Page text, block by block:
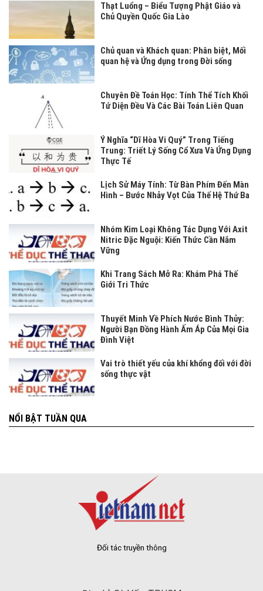
Thạt Luổng – Biểu Tượng Phật Giáo và
Chủ Quyền Quốc Gia Lào
Chủ quan và Khách quan: Phân biệt, Mối
quan hệ và Ứng dụng trong Đời sống
Chuyên Đề Toán Học: Tính Thể Tích Khối
Tứ Diện Đều Và Các Bài Toán Liên Quan
Ý Nghĩa “Dĩ Hòa Vi Quý” Trong Tiếng
Trung: Triết Lý Sống Cổ Xưa Và Ứng Dụng
Thực Tế
Lịch Sử Máy Tính: Từ Bàn Phím Đến Màn
Hình – Bước Nhảy Vọt Của Thế Hệ Thứ Ba
Nhóm Kim Loại Không Tác Dụng Với Axit
Nitric Đặc Nguội: Kiến Thức Cần Nắm
Vững
Khi Trang Sách Mở Ra: Khám Phá Thế
Giới Tri Thức
Thuyết Minh Về Phích Nước Bình Thủy:
Người Bạn Đồng Hành Ấm Áp Của Mọi Gia
Đình Việt
Vai trò thiết yếu của khí khổng đối với đời
sống thực vật
NỔI BẬT TUẦN QUA
Đối tác truyền thông